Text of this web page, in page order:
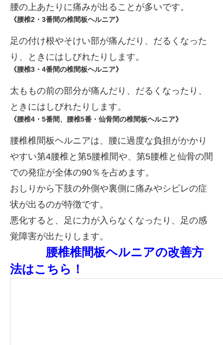
腰の上あたりに痛みが出ることが多いです。
《腰椎2・3番間の椎間板ヘルニア》
足の付け根やそけい部が痛んだり、だるくなった
り、ときにはしびれたりします。
《腰椎3・4番間の椎間板ヘルニア》
太ももの前の部分が痛んだり、だるくなったり、
ときにはしびれたりします。
《腰椎4・5番間、腰椎5番・仙骨間の椎間板ヘルニア》
腰椎椎間板ヘルニアは、腰に過度な負担がかかり
やすい第4腰椎と第5腰椎間や、第5腰椎と仙骨の間
での発症が全体の90％を占めます。
おしりから下肢の外側や裏側に痛みやシビレの症
状が出るのが特徴です。
悪化すると、足に力が入らなくなったり、足の感
覚障害が出たりします。
腰椎椎間板ヘルニアの改善方
法はこちら！